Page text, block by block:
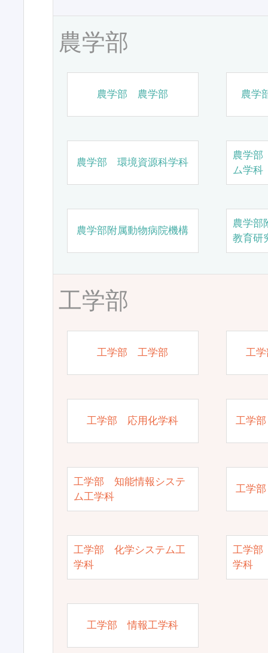
農学部
農学部 農学部 農学
農学部 環境資源科学科
農学
ム学科
農学部附属動物病院機構
農学部
教育研
工学部
工学部 工学部 工
工学部 応用化学科 工学
工学部 知能情報システ
ム工学科
工学
工学部 化学システム工
学科
工学部
学科
工学部 情報工学科